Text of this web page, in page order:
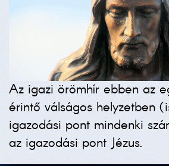
Az igazi örömhír ebben az
érintő válságos helyzetben
igazodási pont mindenki
az igazodási pont Jézus.